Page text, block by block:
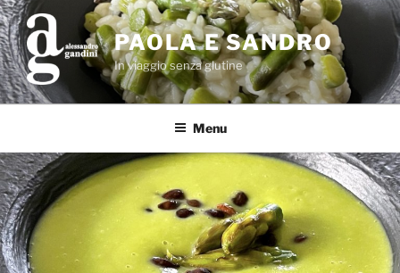
Salta
al
contenuto
PAOLA E SANDRO
In viaggio senza glutine
Menu